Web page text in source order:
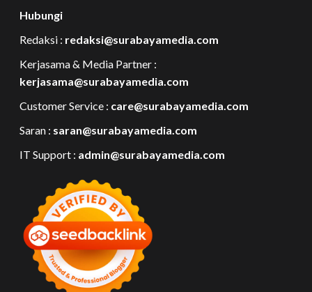
Hubungi
Redaksi : redaksi@surabayamedia.com
Kerjasama & Media Partner :
kerjasama@surabayamedia.com
Customer Service : care@surabayamedia.com
Saran : saran@surabayamedia.com
IT Support : admin@surabayamedia.com